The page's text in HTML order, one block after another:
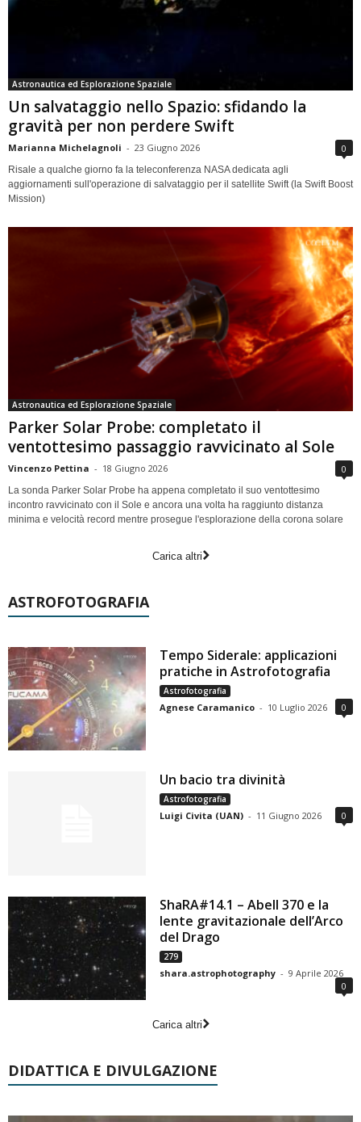
Astronautica ed Esplorazione Spaziale
Un salvataggio nello Spazio: sfidando la
gravità per non perdere Swift
Marianna Michelagnoli - 23 Giugno 2026 0
Risale a qualche giorno fa la teleconferenza NASA dedicata agli
aggiornamenti sull'operazione di salvataggio per il satellite Swift (la Swift Boost
Mission)
Astronautica ed Esplorazione Spaziale
Parker Solar Probe: completato il
ventottesimo passaggio ravvicinato al Sole
Vincenzo Pettina - 18 Giugno 2026 0
La sonda Parker Solar Probe ha appena completato il suo ventottesimo
incontro ravvicinato con il Sole e ancora una volta ha raggiunto distanza
minima e velocità record mentre prosegue l'esplorazione della corona solare
Carica altri
ASTROFOTOGRAFIA
Tempo Siderale: applicazioni
pratiche in Astrofotografia
Astrofotografia
Agnese Caramanico - 10 Luglio 2026 0
Un bacio tra divinità
Astrofotografia
Luigi Civita (UAN) - 11 Giugno 2026 0
ShaRA#14.1 – Abell 370 e la
lente gravitazionale dell’Arco
del Drago
279
shara.astrophotography - 9 Aprile 2026
0
Carica altri
DIDATTICA E DIVULGAZIONE